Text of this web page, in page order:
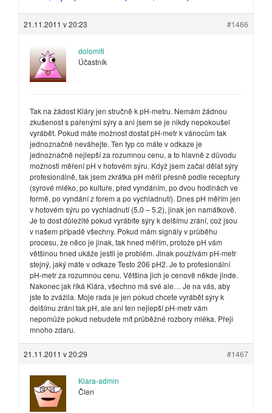
21.11.2011 v 20:23 #1466
dolomiti
Účastník
Tak na žádost Kláry jen stručně k pH-metru. Nemám žádnou
zkušenost s pařenými sýry a ani jsem se je nikdy nepokoušel
vyrábět. Pokud máte možnost dostat pH-metr k vánocům tak
jednoznačně neváhejte. Ten typ co máte v odkaze je
jednoznačně nejlepší za rozumnou cenu, a to hlavně z důvodu
možnosti měření pH v hotovém sýru. Když jsem začal dělat sýry
profesionálně, tak jsem zkrátka pH měřil přesně podle receptury
(syrové mléko, po kultuře, před vyndáním, po dvou hodinách ve
formě, po vyndání z forem a po vychladnutí). Dnes pH měřím jen
v hotovém sýru po vychladnutí (5,0 – 5,2), jinak jen namátkově.
Je to dost důležité pokud vyrábíte sýry k delšímu zrání, což jsou
v našem případě všechny. Pokud mám signály v průběhu
procesu, že něco je jinak, tak hned měřím, protože pH vám
většinou hned ukáže jestli je problém. Jinak používám pH-metr
stejný, jaký máte v odkaze Testo 206 pH2. Je to profesionální
pH-metr za rozumnou cenu. Většina jich je cenově někde jinde.
Nakonec jak říká Klára, všechno má své ale… Je na vás, aby
jste to zvážila. Moje rada je jen pokud chcete vyrábět sýry k
delšímu zrání tak pH, ale ani ten nejlepší pH-metr vám
nepomůže pokud nebudete mít průběžné rozbory mléka. Přeji
mnoho zdaru.
21.11.2011 v 20:29 #1467
Klara-admin
Člen